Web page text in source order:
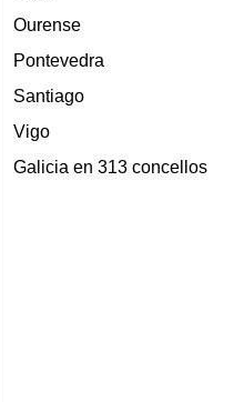
Ourense
Pontevedra
Santiago
Vigo
Galicia en 313 concellos